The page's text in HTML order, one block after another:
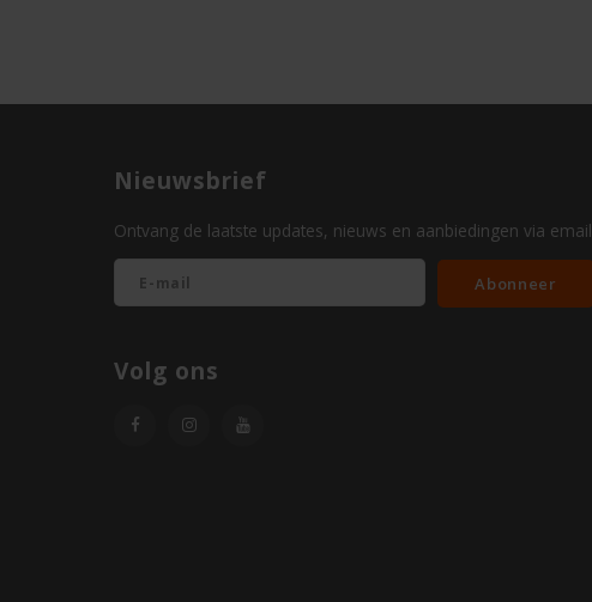
Nieuwsbrief
Ontvang de laatste updates, nieuws en aanbiedingen via email
Abonneer
Volg ons